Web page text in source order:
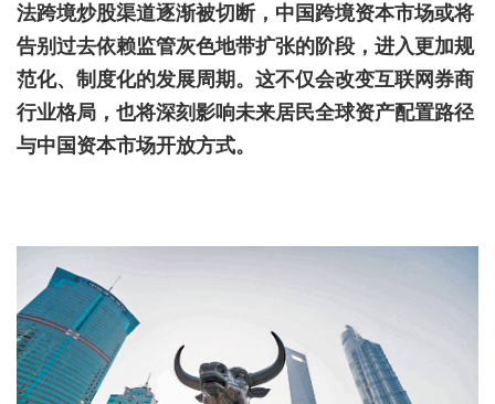
法跨境炒股渠道逐渐被切断，中国跨境资本市场或将
告别过去依赖监管灰色地带扩张的阶段，进入更加规
范化、制度化的发展周期。这不仅会改变互联网券商
行业格局，也将深刻影响未来居民全球资产配置路径
与中国资本市场开放方式。